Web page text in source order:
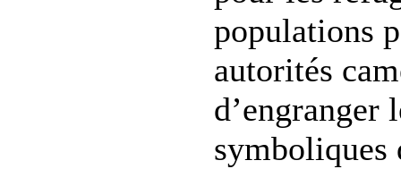
populations
autorités
d’engranger
symboliques